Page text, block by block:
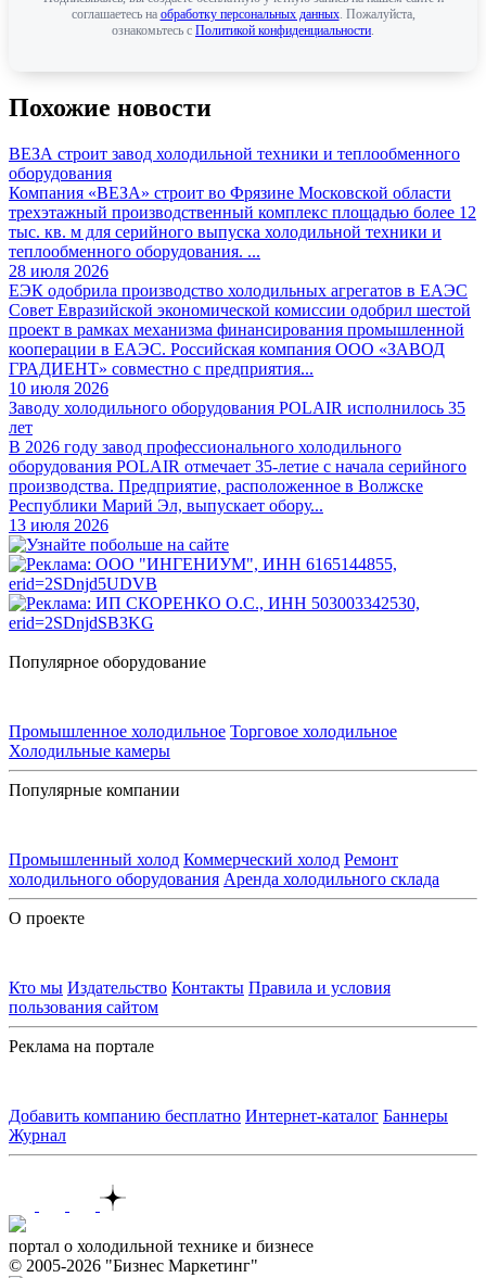
соглашаетесь на обработку персональных данных. Пожалуйста,
ознакомьтесь с Политикой конфиденциальности.
Похожие новости
ВЕЗА строит завод холодильной техники и теплообменного
оборудования
Компания «ВЕЗА» строит во Фрязине Московской области
трехэтажный производственный комплекс площадью более 12
тыс. кв. м для серийного выпуска холодильной техники и
теплообменного оборудования. ...
28 июля 2026
ЕЭК одобрила производство холодильных агрегатов в ЕАЭС
Совет Евразийской экономической комиссии одобрил шестой
проект в рамках механизма финансирования промышленной
кооперации в ЕАЭС. Российская компания ООО «ЗАВОД
ГРАДИЕНТ» совместно с предприятия...
10 июля 2026
Заводу холодильного оборудования POLAIR исполнилось 35
лет
В 2026 году завод профессионального холодильного
оборудования POLAIR отмечает 35-летие с начала серийного
производства. Предприятие, расположенное в Волжске
Республики Марий Эл, выпускает обору...
13 июля 2026
Популярное оборудование
Промышленное холодильное Торговое холодильное
Холодильные камеры
Популярные компании
Промышленный холод Коммерческий холод Ремонт
холодильного оборудования Аренда холодильного склада
О проекте
Кто мы Издательство Контакты Правила и условия
пользования сайтом
Реклама на портале
Добавить компанию бесплатно Интернет-каталог Баннеры
Журнал
портал о холодильной технике и бизнесе
© 2005-2026 "Бизнес Маркетинг"